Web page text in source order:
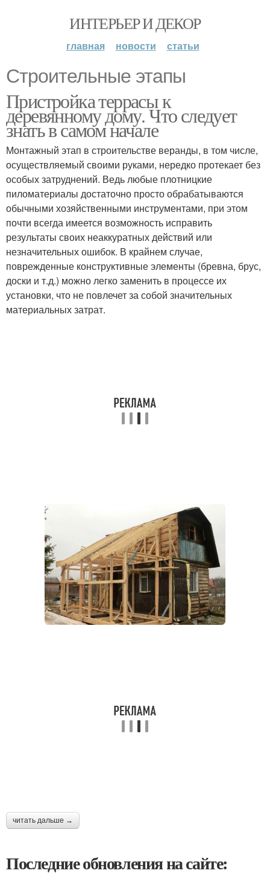
ИНТЕРЬЕР И ДЕКОР
главная новости статьи
Строительные этапы
Пристройка террасы к
деревянному дому. Что следует
знать в самом начале
Монтажный этап в строительстве веранды, в том числе,
осуществляемый своими руками, нередко протекает без
особых затруднений. Ведь любые плотницкие
пиломатериалы достаточно просто обрабатываются
обычными хозяйственными инструментами, при этом
почти всегда имеется возможность исправить
результаты своих неаккуратных действий или
незначительных ошибок. В крайнем случае,
поврежденные конструктивные элементы (бревна, брус,
доски и т.д.) можно легко заменить в процессе их
установки, что не повлечет за собой значительных
материальных затрат.
читать дальше →
Последние обновления на сайте: